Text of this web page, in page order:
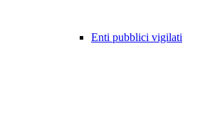
Enti pubblici vigilati